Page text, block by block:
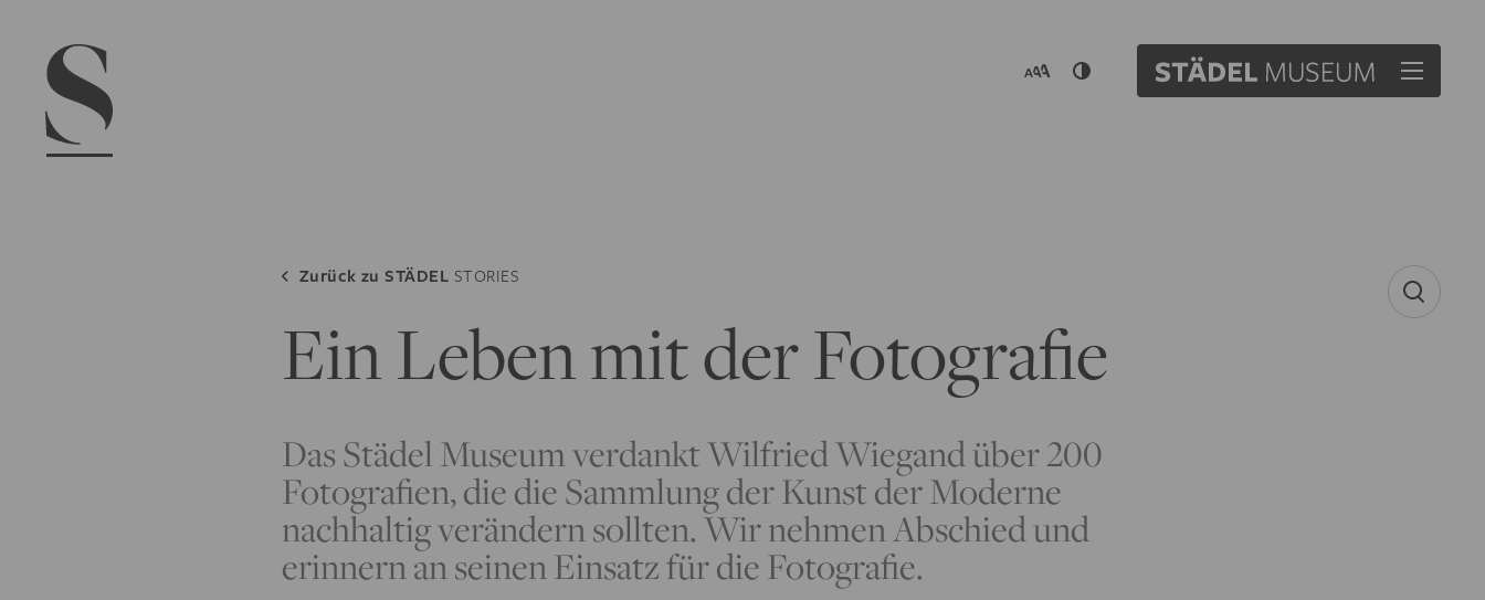
Zurück zuSTÄDEL STORIES
Ein Leben mit der Fotografie
Das Städel Museum verdankt Wilfried Wiegand über 200
Fotografien, die die Sammlung der Kunst der Moderne
nachhaltig verändern sollten. Wir nehmen Abschied und
erinnern an seinen Einsatz für die Fotografie.